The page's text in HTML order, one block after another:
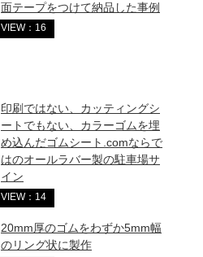
面テープをつけて納品した事例
VIEW：16
印刷ではない、カッティングシ
ートでもない、カラーゴムを埋
め込んだゴムシート.comならで
はのオールラバー製の駐車場サ
イン
VIEW：14
20mm厚のゴムをわずか5mm幅
のリング状に製作